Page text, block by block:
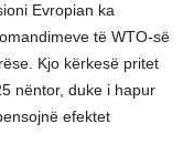
Evropian ka
të WTO-së
Kjo kërkesë pritet
nëntor, duke i hapur
efektet